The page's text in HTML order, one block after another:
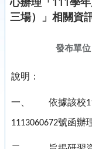
三場）」相關資
發布單位
說明：
一、 依據該校
1113060672號函辦